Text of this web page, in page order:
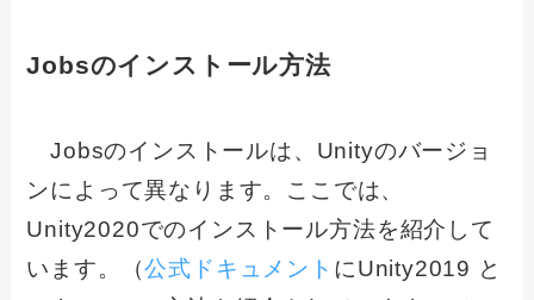
Jobsのインストール方法
Jobsのインストールは、Unityのバージョ
ンによって異なります。ここでは、
Unity2020でのインストール方法を紹介して
います。（公式ドキュメント にUnity2019 と